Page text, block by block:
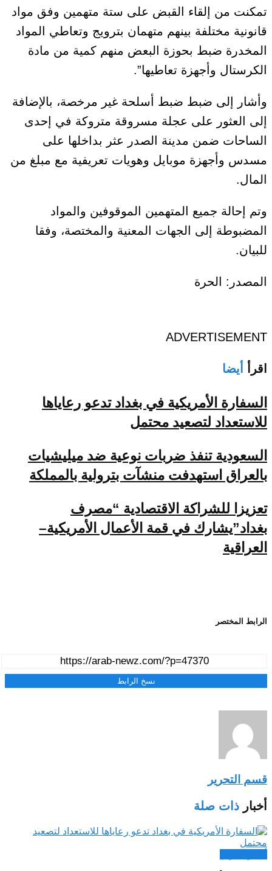
تمكنت من إلقاء القبض على ستة متهمين وفق مواد
قانونية مختلفة بينهم متهمان بترويج وتعاطي المواد
المخدرة ضبط بحوزة البعض منهم كمية من مادة
الكرستال وأجهزة تعاطيها”.
وأشار إلى ضبط ضبط أسلحة غير مرخصة، بالإضافة
إلى العثور على عجلة مسروقة متروكة في إحدى
الساحات ضمن مدينة الصدر عثر بداخلها على
مسدس وأجهزة موبايل وهويات تعريفية مع مبلغ من
المال.
وتم إحالة جميع المتهمين الموقوفين والمواد
المضبوطة إلى الجهات المعنية والمختصة، وفقا
للبيان.
المصدر: الحرة
ADVERTISEMENT
اقرأ أيضا
السفارة الأمريكية في بغداد تدعو رعاياها
للاستعداد لتصعيد محتمل
السعودية تنفذ ضربات نوعية ضد ميليشيات
بالعراق استهدفت منشآت بترولية بالمملكة
تعزيزا للشراكة الاقتصادية “مصرف
بغداد”يشارك في قمة الأعمال الأمريكية–
العراقية
الرابط المختصر
نسخ الرابط
قسم التحرير
أخبار ذات صلة